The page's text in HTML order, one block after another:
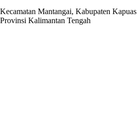
Kecamatan Mantangai, Kabupaten Kapuas
Provinsi Kalimantan Tengah